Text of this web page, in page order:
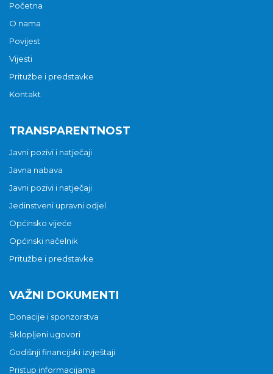
Početna
O nama
Povijest
Vijesti
Pritužbe i predstavke
Kontakt
TRANSPARENTNOST
Javni pozivi i natječaji
Javna nabava
Javni pozivi i natječaji
Jedinstveni upravni odjel
Općinsko vijeće
Općinski načelnik
Pritužbe i predstavke
VAŽNI DOKUMENTI
Donacije i sponzorstva
Sklopljeni ugovori
Godišnji financijski izvještaji
Pristup informacijama